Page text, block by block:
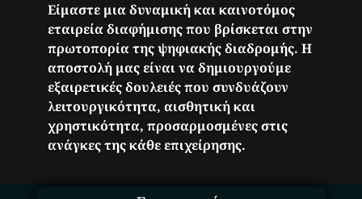
Είμαστε μια δυναμική και καινοτόμος
εταιρεία διαφήμισης που βρίσκεται στην
πρωτοπορία της ψηφιακής διαδρομής. Η
αποστολή μας είναι να δημιουργούμε
εξαιρετικές δουλειές που συνδυάζουν
λειτουργικότητα, αισθητική και
χρηστικότητα, προσαρμοσμένες στις
ανάγκες της κάθε επιχείρησης.